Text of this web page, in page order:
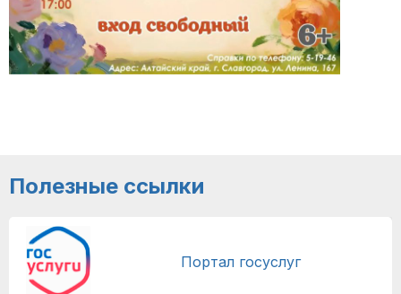
Полезные ссылки
Портал госуслуг